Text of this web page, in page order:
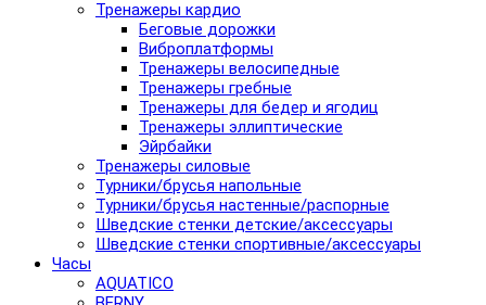
Тренажеры кардио
Беговые дорожки
Виброплатформы
Тренажеры велосипедные
Тренажеры гребные
Тренажеры для бедер и ягодиц
Тренажеры эллиптические
Эйрбайки
Тренажеры силовые
Турники/брусья напольные
Турники/брусья настенные/распорные
Шведские стенки детские/аксессуары
Шведские стенки спортивные/аксессуары
Часы
AQUATICO